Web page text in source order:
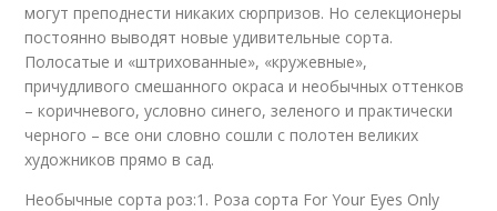
могут преподнести никаких сюрпризов. Но селекционеры
постоянно выводят новые удивительные сорта.
Полосатые и «штрихованные», «кружевные»,
причудливого смешанного окраса и необычных оттенков
– коричневого, условно синего, зеленого и практически
черного – все они словно сошли с полотен великих
художников прямо в сад.
Необычные сорта роз:1. Роза сорта For Your Eyes Only